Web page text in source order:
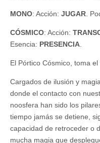
MONO: Acción: JUGAR.
CÓSMICO: Acción:
Esencia: PRESENCIA.
El Pórtico Cósmico, toma
Cargados de ilusión y
donde el contacto con
noosfera han sido los
tiempo jamás se detiene,
capacidad de retroceder o
mucha magia que